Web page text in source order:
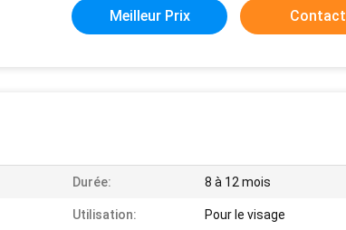
Meilleur Prix Contact
Durée: 8 à 12 mois
Utilisation: Pour le visage